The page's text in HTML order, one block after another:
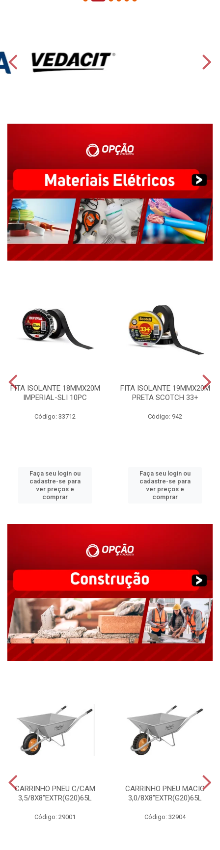
FITA ISOLANTE 18MMX20M
IMPERIAL-SLI 10PC
Código: 33712
Faça seu login ou
cadastre-se para
ver preços e
comprar
FITA ISOLANTE 19MMX20M
PRETA SCOTCH 33+
Código: 942
Faça seu login ou
cadastre-se para
ver preços e
comprar
CARRINHO PNEU C/CAM
3,5/8X8”EXTR(G20)65L
Código: 29001
CARRINHO PNEU MACIC
3,0/8X8”EXTR(G20)65L
Código: 32904